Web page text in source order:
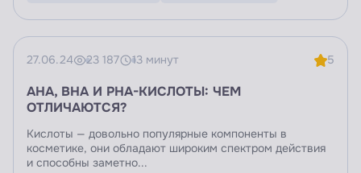
27.06.24 23 187 13 минут 5
AHA, BHA И PHА-КИСЛОТЫ: ЧЕМ
ОТЛИЧАЮТСЯ?
Кислоты — довольно популярные компоненты в
косметике, они обладают широким спектром действия
и способны заметно...